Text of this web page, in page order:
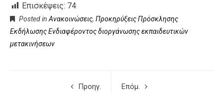
Επισκέψεις: 74
Posted in Ανακοινώσεις, Προκηρύξεις Πρόσκλησης
Εκδήλωσης Ενδιαφέροντος διοργάνωσης εκπαιδευτικών
μετακινήσεων
Προηγ.
Επόμ.